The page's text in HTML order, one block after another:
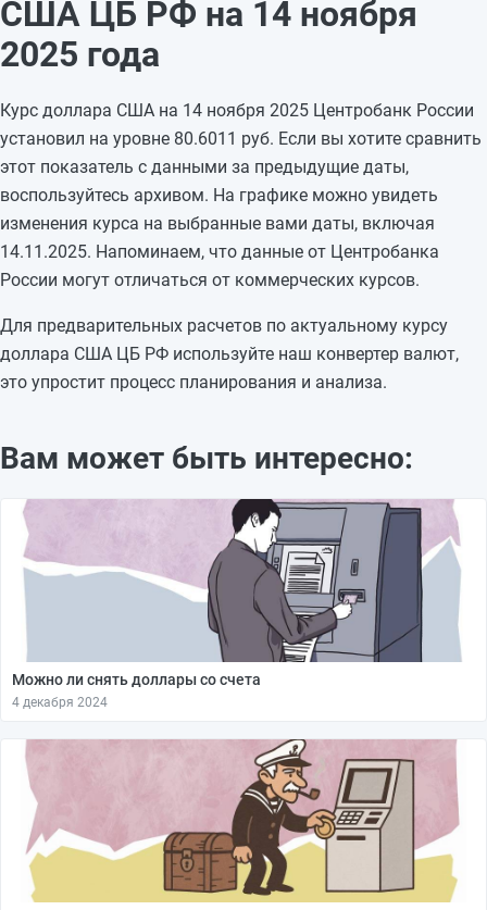
10.11.2025
81,2258
—
09.11.2025
08.11.2025
80,8862
02.11.2025
80,8862
-0,0895
01.11.2025
80,9757
+0,4719
США ЦБ РФ на 14 ноября
2025 года
Курс доллара США на 14 ноября 2025 Центробанк России
установил на уровне 80.6011 руб. Если вы хотите сравнить
этот показатель с данными за предыдущие даты,
воспользуйтесь архивом. На графике можно увидеть
изменения курса на выбранные вами даты, включая
14.11.2025. Напоминаем, что данные от Центробанка
России могут отличаться от коммерческих курсов.
Для предварительных расчетов по актуальному курсу
доллара США ЦБ РФ используйте наш конвертер валют,
это упростит процесс планирования и анализа.
Вам может быть интересно:
Можно ли снять доллары со счета
4 декабря 2024